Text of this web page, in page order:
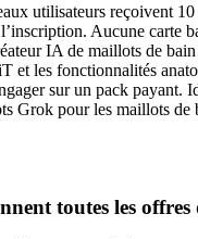
utilisateurs reçoivent 10
Aucune carte
IA de maillots de
et les fonctionnalités
sur un pack payant.
Grok pour les maillots de
toutes les